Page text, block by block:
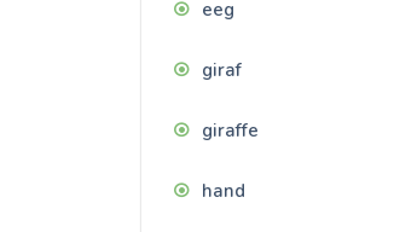
eeg
giraf
giraffe
hand